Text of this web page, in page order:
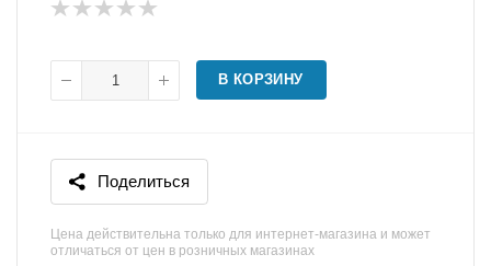
В КОРЗИНУ
Поделиться
Цена действительна только для интернет-магазина и может
отличаться от цен в розничных магазинах